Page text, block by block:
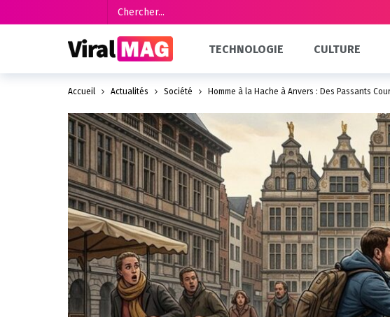
TECHNOLOGIE CULTURE
Accueil Actualités Société Homme à la Hache à Anvers : Des Passants